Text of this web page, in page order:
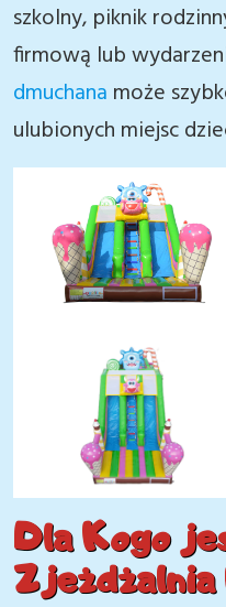
szkolny, piknik
firmową lub
dmuchana może
ulubionych miejsc
Dla Kogo